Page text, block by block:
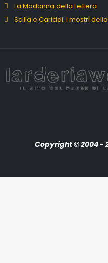
La Madonna della Lettera
Scilla e Cariddi. I mostri
Copyright © 2004 -